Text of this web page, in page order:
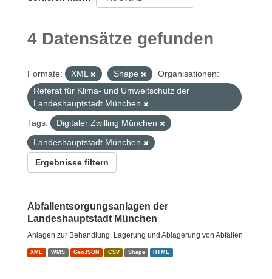
4 Datensätze gefunden
Formate: XML Shape
Organisationen:
Referat für Klima- und Umweltschutz der
Landeshauptstadt München
Tags:
Digitaler Zwilling München
Landeshauptstadt München
Ergebnisse filtern
Abfallentsorgungsanlagen der
Landeshauptstadt München
Anlagen zur Behandlung, Lagerung und Ablagerung von Abfällen
XML WMS GeoJSON CSV Shape HTML